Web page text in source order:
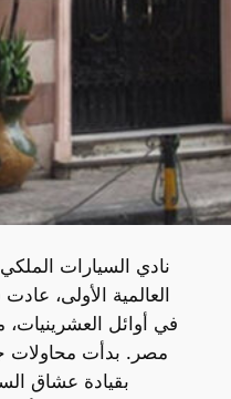
العالمية الأولى،
في أوائل العشرينيات،
بقيادة عشاق